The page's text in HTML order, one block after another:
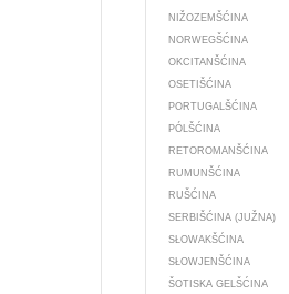
NIŽOZEMŠĆINA
NORWEGŠĆINA
OKCITANŠĆINA
OSETIŠĆINA
PORTUGALŠĆINA
PÓLŠĆINA
RETOROMANŠĆINA
RUMUNŠĆINA
RUŠĆINA
SERBIŠĆINA (JUŽNA)
SŁOWAKŠĆINA
SŁOWJENŠĆINA
ŠOTISKA GELŠĆINA